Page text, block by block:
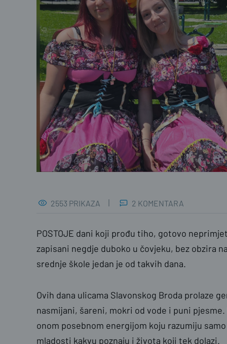
2553 PRIKAZA 2 KOMENTARA
POSTOJE dani koji prođu tiho, gotovo
zapisani negdje duboko u čovjeku, bez obzira
srednje škole jedan je od takvih dana.
Ovih dana ulicama Slavonskog Broda prolaze
nasmijani, šareni, mokri od vode i puni
onom posebnom energijom koju razumiju
mladosti kakvu poznaju i života koji tek dolazi.